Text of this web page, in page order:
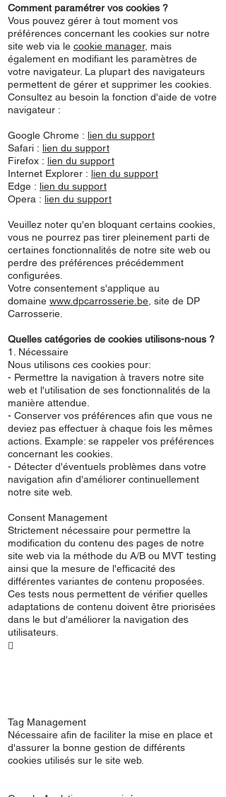
Comment paramétrer vos cookies ?
Vous pouvez gérer à tout moment vos
préférences concernant les cookies sur notre
site web via le cookie manager, mais
également en modifiant les paramètres de
votre navigateur. La plupart des navigateurs
permettent de gérer et supprimer les cookies.
Consultez au besoin la fonction d'aide de votre
navigateur :
Google Chrome : lien du support
Safari : lien du support
Firefox : lien du support
Internet Explorer : lien du support
Edge : lien du support
Opera : lien du support
Veuillez noter qu'en bloquant certains cookies,
vous ne pourrez pas tirer pleinement parti de
certaines fonctionnalités de notre site web ou
perdre des préférences précédemment
configurées.
Votre consentement s'applique au
domaine www.dpcarrosserie.be , site de DP
Carrosserie.
Quelles catégories de cookies utilisons-nous ?
1. Nécessaire
Nous utilisons ces cookies pour:
- Permettre la navigation à travers notre site
web et l'utilisation de ses fonctionnalités de la
manière attendue.
- Conserver vos préférences afin que vous ne
deviez pas effectuer à chaque fois les mêmes
actions. Example: se rappeler vos préférences
concernant les cookies.
- Détecter d'éventuels problèmes dans votre
navigation afin d'améliorer continuellement
notre site web.
Consent Management
Strictement nécessaire pour permettre la
modification du contenu des pages de notre
site web via la méthode du A/B ou MVT testing
ainsi que la mesure de l'efficacité des
différentes variantes de contenu proposées.
Ces tests nous permettent de vérifier quelles
adaptations de contenu doivent être priorisées
dans le but d'améliorer la navigation des
utilisateurs.

Tag Management
Nécessaire afin de faciliter la mise en place et
d'assurer la bonne gestion de différents
cookies utilisés sur le site web.